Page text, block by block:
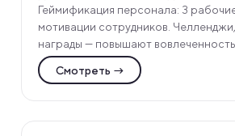
Геймификация персонала: 3
мотивации сотрудников. Челленджи,
награды — повышают
внедрения в HR, примеры от Funtech
Смотреть →